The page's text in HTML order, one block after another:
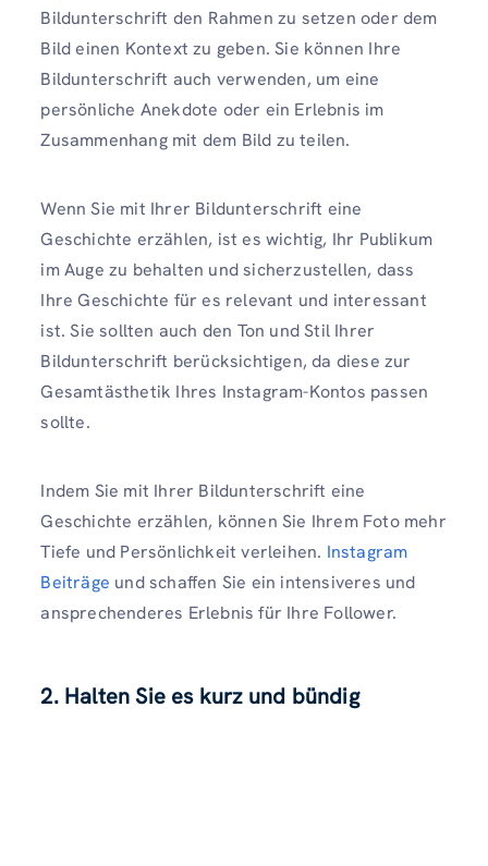
Bildunterschrift den Rahmen zu setzen oder dem
Bild einen Kontext zu geben. Sie können Ihre
Bildunterschrift auch verwenden, um eine
persönliche Anekdote oder ein Erlebnis im
Zusammenhang mit dem Bild zu teilen.
Wenn Sie mit Ihrer Bildunterschrift eine
Geschichte erzählen, ist es wichtig, Ihr Publikum
im Auge zu behalten und sicherzustellen, dass
Ihre Geschichte für es relevant und interessant
ist. Sie sollten auch den Ton und Stil Ihrer
Bildunterschrift berücksichtigen, da diese zur
Gesamtästhetik Ihres Instagram-Kontos passen
sollte.
Indem Sie mit Ihrer Bildunterschrift eine
Geschichte erzählen, können Sie Ihrem Foto mehr
Tiefe und Persönlichkeit verleihen. Instagram
Beiträge und schaffen Sie ein intensiveres und
ansprechenderes Erlebnis für Ihre Follower.
2. Halten Sie es kurz und bündig